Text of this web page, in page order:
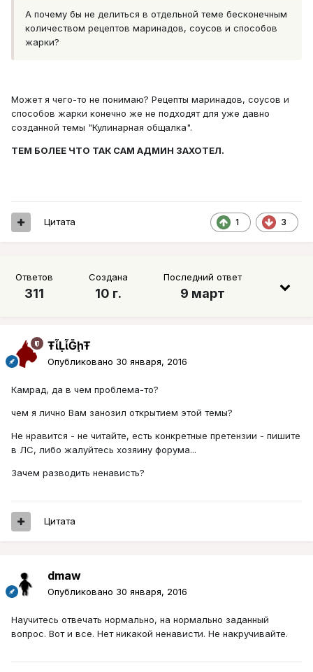
А почему бы не делиться в отдельной теме бесконечным
количеством рецептов маринадов, соусов и способов
жарки?
Может я чего-то не понимаю? Рецепты маринадов, соусов и
способов жарки конечно же не подходят для уже давно
созданной темы "Кулинарная общалка".
ТЕМ БОЛЕЕ ЧТО ТАК САМ АДМИН ЗАХОТЕЛ.
1 3
Цитата
Ответов
311
Создана
10 г.
Последний ответ
9 март
ŦᾡἷḶἷḠḩŦ
Опубликовано 30 января, 2016
Камрад, да в чем проблема-то?
чем я лично Вам занозил открытием этой темы?
Не нравится - не читайте, есть конкретные претензии - пишите
в ЛС, либо жалуйтесь хозяину форума...
Зачем разводить ненависть?
Цитата
dmaw
Опубликовано 30 января, 2016
Научитесь отвечать нормально, на нормально заданный
вопрос. Вот и все. Нет никакой ненависти. Не накручивайте.